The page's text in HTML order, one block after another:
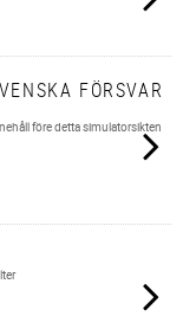
FÖRSVAR
före detta simulatorsikten